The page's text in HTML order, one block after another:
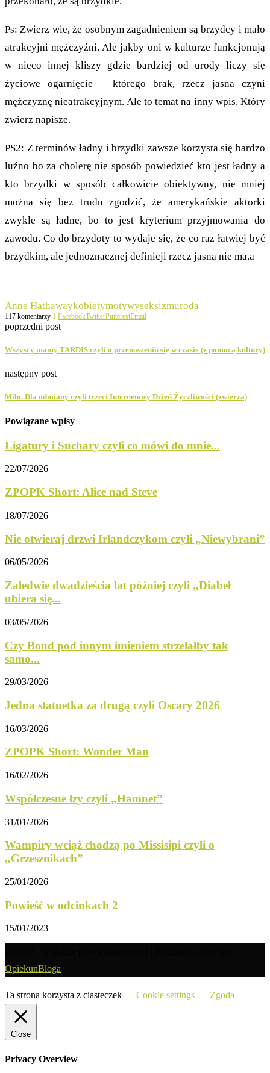
Ps: Zwierz wie, że osobnym zagadnieniem są brzydcy i mało
atrakcyjni mężczyźni. Ale jakby oni w kulturze funkcjonują
w nieco innej kliszy gdzie bardziej od urody liczy się
życiowe ogarnięcie – którego brak, rzecz jasna czyni
mężczyznę nieatrakcyjnym. Ale to temat na inny wpis. Który
zwierz napisze.
PS2: Z terminów ładny i brzydki zawsze korzysta się bardzo
luźno bo za cholerę nie sposób powiedzieć kto jest ładny a
kto brzydki w sposób całkowicie obiektywny, nie mniej
można się bez trudu zgodzić, że amerykańskie aktorki
zwykle są ładne, bo to jest kryterium przyjmowania do
zawodu. Co do brzydoty to wydaje się, że co raz łatwiej być
brzydkim, ale jednoznacznej definicji rzecz jasna nie ma.a
Anne Hathawaykobietymotywyseksizmuroda
117 komentarzy 1 FacebookTwitterPinterestEmail
poprzedni post
Wszyscy mamy TARDIS czyli o przenoszeniu się w czasie (z pomocą kultury)
następny post
Miło. Dla odmiany czyli trzeci Internetowy Dzień Życzliwości (zwierza)
Powiązane wpisy
Ligatury i Suchary czyli co mówi do mnie...
22/07/2026
ZPOPK Short: Alice nad Steve
18/07/2026
Nie otwieraj drzwi Irlandczykom czyli „Niewybrani”
06/05/2026
Zaledwie dwadzieścia lat później czyli „Diabeł
ubiera się...
03/05/2026
Czy Bond pod innym imieniem strzelałby tak
samo...
29/03/2026
Jedna statuetka za drugą czyli Oscary 2026
16/03/2026
ZPOPK Short: Wonder Man
16/02/2026
Współczesne łzy czyli „Hamnet”
31/01/2026
Wampiry wciąż chodzą po Missisipi czyli o
„Grzesznikach”
25/01/2026
Powieść w odcinkach 2
15/01/2023
OpiekunBloga
Ta strona korzysta z ciasteczek Cookie settings Zgoda
Close
Privacy Overview